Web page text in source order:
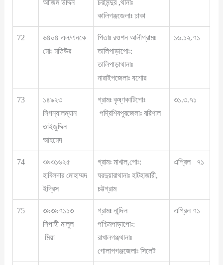
আজিম উদ্দিন
চরসিন্দুর ,থানাঃ
কালিগঞ্জজেলাঃ ঢাকা
72
৬৪০৪ এল/এনকে
মোঃ মতিউর
পিতাঃ রওশন আলীগ্রামঃ
তালিপাড়াপোঃ:
তালিপাড়াথানাঃ
নারাইপজেলাঃ যশোর
১৬.১২.৭১
73
১৪৯২৩
সিগন্যালম্যান
তাইজুদ্দিন
আহমেদ
গ্রামঃ কৃষ্ণকাটিপোঃ
পদ্রিশিবপুরজেলাঃ বরিশাল
৩১.৩.৭১
74
৩৯৩১৬২৫
হাবিলদার মোহাম্মদ
ইদ্রিস
গ্রামঃ মাখাল,পোঃ:
ঘরদুয়ারাথানাঃ হাটহাজারী,
চট্টগ্রাম
এপ্রিল ৭১
75
৩৯৩৯৭১১৩
সিপাহী মালুল
মিয়া
গ্রামঃ নান্দিল
পশ্চিমপাড়াপোঃ:
রাখালগঞ্জথানাঃ
গোলাপগঞ্জজেলাঃ সিলেট
এপ্রিল ৭১